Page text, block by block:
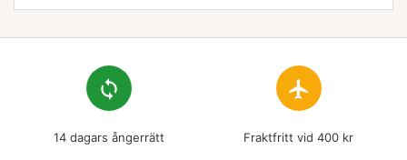
loop
14 dagars ångerrätt
flight
Fraktfritt vid 400 kr